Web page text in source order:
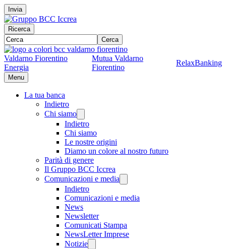
Invia
Ricerca
Cerca
Valdarno Fiorentino
Energia
Mutua Valdarno
Fiorentino
RelaxBanking
Menu
La tua banca
Indietro
Chi siamo
Indietro
Chi siamo
Le nostre origini
Diamo un colore al nostro futuro
Parità di genere
Il Gruppo BCC Iccrea
Comunicazioni e media
Indietro
Comunicazioni e media
News
Newsletter
Comunicati Stampa
NewsLetter Imprese
Notizie